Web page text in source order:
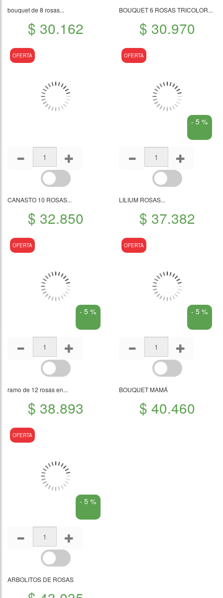
bouquet de 8 rosas...
$ 30.162
BOUQUET 6 ROSAS TRICOLOR...
$ 30.970
OFERTA
CANASTO 10 ROSAS...
$ 32.850
OFERTA
- 5 %
LILIUM ROSAS...
$ 37.382
OFERTA
- 5 %
ramo de 12 rosas en...
$ 38.893
OFERTA
- 5 %
BOUQUET MAMÁ
$ 40.460
OFERTA
- 5 %
ARBOLITOS DE ROSAS